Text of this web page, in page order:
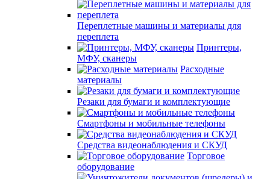
Переплетные машины и материалы для
переплета
Принтеры,
МФУ, сканеры
Расходные
материалы
Резаки для бумаги и комплектующие
Смартфоны и мобильные телефоны
Средства видеонаблюдения и СКУД
Торговое
оборудование